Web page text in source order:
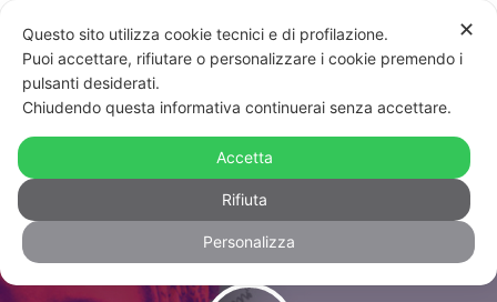
Torna il Divine Queer Festival di
Torino, dedicato a Marielle Franco
✕
Questo sito utilizza cookie tecnici e di profilazione.
Puoi accettare, rifiutare o personalizzare i cookie premendo i
pulsanti desiderati.
Chiudendo questa informativa continuerai senza accettare.
Accetta
Rifiuta
Personalizza